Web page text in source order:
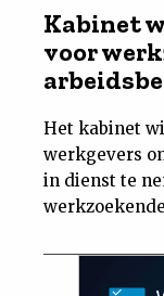
Kabinet
voor
Het kabinet
werkgevers
in dienst te